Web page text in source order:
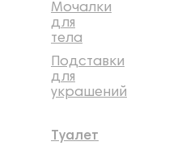
Мочалки
для
тела
Подставки
для
украшений
Туалет